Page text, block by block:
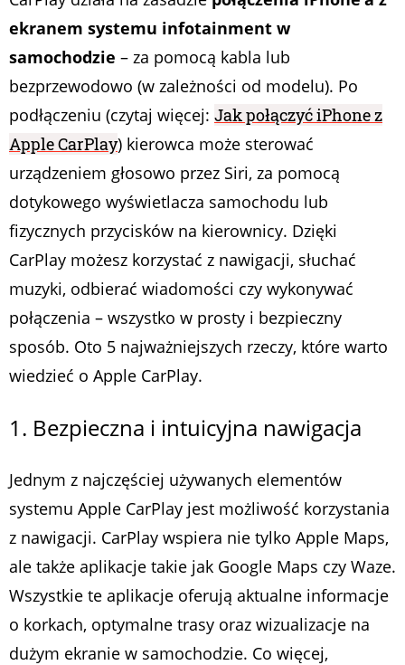
ekranem systemu infotainment w
samochodzie – za pomocą kabla lub
bezprzewodowo (w zależności od modelu). Po
podłączeniu (czytaj więcej: Jak połączyć iPhone z
Apple CarPlay) kierowca może sterować
urządzeniem głosowo przez Siri, za pomocą
dotykowego wyświetlacza samochodu lub
fizycznych przycisków na kierownicy. Dzięki
CarPlay możesz korzystać z nawigacji, słuchać
muzyki, odbierać wiadomości czy wykonywać
połączenia – wszystko w prosty i bezpieczny
sposób. Oto 5 najważniejszych rzeczy, które warto
wiedzieć o Apple CarPlay.
1. Bezpieczna i intuicyjna nawigacja
Jednym z najczęściej używanych elementów
systemu Apple CarPlay jest możliwość korzystania
z nawigacji. CarPlay wspiera nie tylko Apple Maps,
ale także aplikacje takie jak Google Maps czy Waze.
Wszystkie te aplikacje oferują aktualne informacje
o korkach, optymalne trasy oraz wizualizacje na
dużym ekranie w samochodzie. Co więcej,